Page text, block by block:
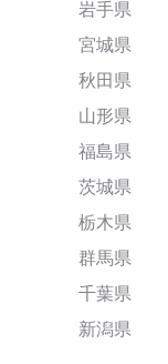
岩手県
宮城県
秋田県
山形県
福島県
茨城県
栃木県
群馬県
千葉県
新潟県